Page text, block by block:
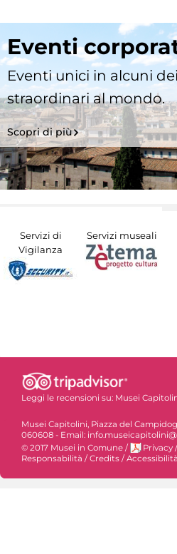
Eventi
Eventi unici in alcuni
straordinari al mondo.
Scopri di più
Servizi di
Vigilanza
Servizi museali
Leggi le recensioni su: Musei
Musei Capitolini, Piazza del
060608 - Email:
© 2017 Musei in Comune / Privacy
Responsabilità /Credits /